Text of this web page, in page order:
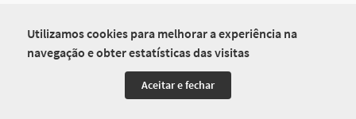
Utilizamos cookies para melhorar a experiência na
navegação e obter estatísticas das visitas
Aceitar e fechar